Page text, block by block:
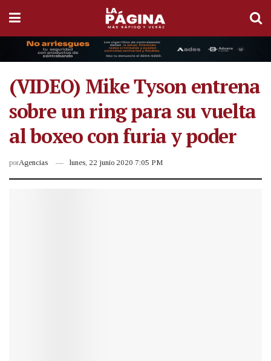
(VIDEO) Mike Tyson entrena
sobre un ring para su vuelta
al boxeo con furia y poder
porAgencias lunes, 22 junio 2020 7:05 PM